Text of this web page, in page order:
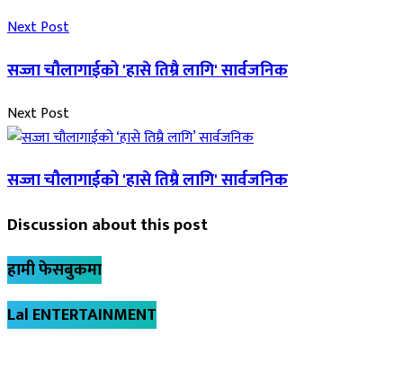
Next Post
सज्जा चौलागाईको 'हासे तिम्रै लागि' सार्वजनिक
Next Post
सज्जा चौलागाईको 'हासे तिम्रै लागि' सार्वजनिक
Discussion about this post
हामी फेसबुकमा
Lal ENTERTAINMENT